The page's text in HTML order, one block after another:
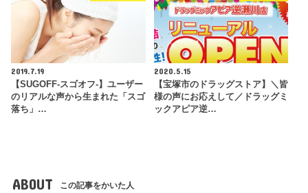
2019.7.19
【SUGOFF-スゴオフ-】ユーザー
のリアルな声から生まれた「スゴ
落ち」…
2020.5.15
【宝塚市のドラッグストア】＼皆
様の声にお応えして／ドラッグミ
ックアピア逆…
ABOUT この記事をかいた人